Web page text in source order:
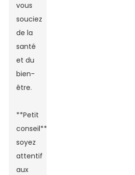
vous
souciez
de la
santé
et du
bien-
être.
**Petit
conseil** :
soyez
attentif
aux